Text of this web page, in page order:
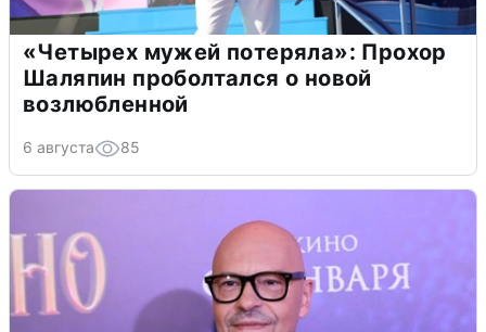
«Четырех мужей потеряла»: Прохор
Шаляпин проболтался о новой
возлюбленной
6 августа 85